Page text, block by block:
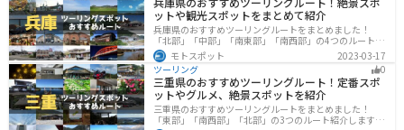
ットや観光スポットをまとめて紹介
兵庫県のおすすめツーリングルートをまとめました！
「北部」「中部」「南東部」「南西部」の4つのルート紹
介します。自然豊かな山を堪能できる北部と中部、街中
で海辺の南部と違った楽しみ方ができます。バイクで兵
庫県にツーリングに行く際は参考にしてください。
モトスポット
2023-03-17
ツーリング
0
三重県のおすすめツーリングルート！定番スポ
ットやグルメ、絶景スポットを紹介
三重県のおすすめツーリングルートをまとめました！
「東部」「南西部」「北部」の3つのルート紹介します。